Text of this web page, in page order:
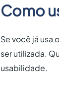
Como
Se você já usa
ser utilizada.
usabilidade.